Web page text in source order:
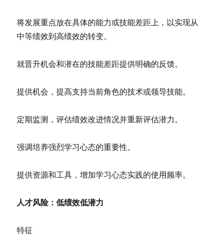
将发展重点放在具体的能力或技能差距上，以实现从
中等绩效到高绩效的转变。
就晋升机会和潜在的技能差距提供明确的反馈。
提供机会，提高支持当前角色的技术或领导技能。
定期监测，评估绩效改进情况并重新评估潜力。
强调培养强烈学习心态的重要性。
提供资源和工具，增加学习心态实践的使用频率。
人才风险：低绩效低潜力
特征